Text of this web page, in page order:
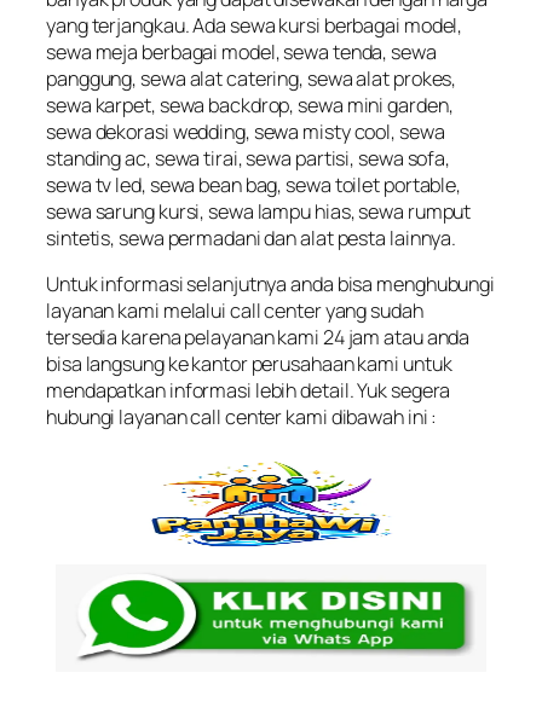
yang terjangkau. Ada sewa kursi berbagai model,
sewa meja berbagai model, sewa tenda, sewa
panggung, sewa alat catering, sewa alat prokes,
sewa karpet, sewa backdrop, sewa mini garden,
sewa dekorasi wedding, sewa misty cool, sewa
standing ac, sewa tirai, sewa partisi, sewa sofa,
sewa tv led, sewa bean bag, sewa toilet portable,
sewa sarung kursi, sewa lampu hias, sewa rumput
sintetis, sewa permadani dan alat pesta lainnya.
Untuk informasi selanjutnya anda bisa menghubungi
layanan kami melalui call center yang sudah
tersedia karena pelayanan kami 24 jam atau anda
bisa langsung ke kantor perusahaan kami untuk
mendapatkan informasi lebih detail. Yuk segera
hubungi layanan call center kami dibawah ini :